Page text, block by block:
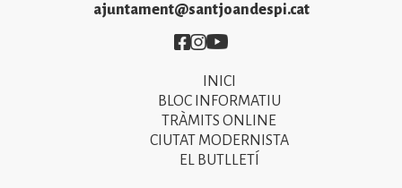
ajuntament@santjoandespi.cat
Imatge
Imatge
Imatge
INICI
BLOC INFORMATIU
TRÀMITS ONLINE
CIUTAT MODERNISTA
EL BUTLLETÍ